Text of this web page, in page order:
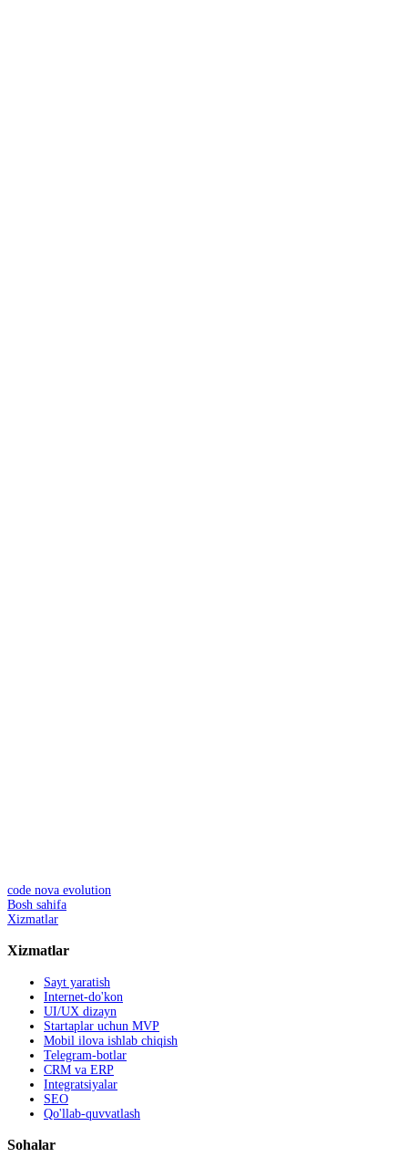
code nova evolution
Bosh sahifa
Xizmatlar
Xizmatlar
Sayt yaratish
Internet-do'kon
UI/UX dizayn
Startaplar uchun MVP
Mobil ilova ishlab chiqish
Telegram-botlar
CRM va ERP
Integratsiyalar
SEO
Qo'llab-quvvatlash
Sohalar